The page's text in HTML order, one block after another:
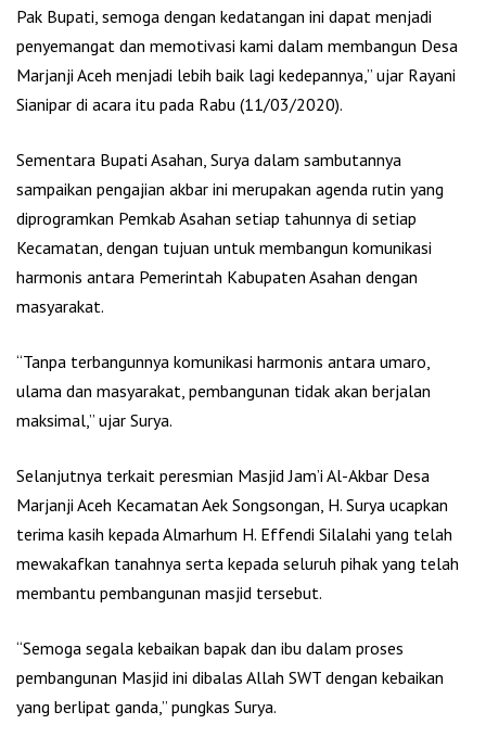
Pak Bupati, semoga dengan kedatangan ini dapat menjadi
penyemangat dan memotivasi kami dalam membangun Desa
Marjanji Aceh menjadi lebih baik lagi kedepannya,” ujar Rayani
Sianipar di acara itu pada Rabu (11/03/2020).
Sementara Bupati Asahan, Surya dalam sambutannya
sampaikan pengajian akbar ini merupakan agenda rutin yang
diprogramkan Pemkab Asahan setiap tahunnya di setiap
Kecamatan, dengan tujuan untuk membangun komunikasi
harmonis antara Pemerintah Kabupaten Asahan dengan
masyarakat.
“Tanpa terbangunnya komunikasi harmonis antara umaro,
ulama dan masyarakat, pembangunan tidak akan berjalan
maksimal,” ujar Surya.
Selanjutnya terkait peresmian Masjid Jam’i Al-Akbar Desa
Marjanji Aceh Kecamatan Aek Songsongan, H. Surya ucapkan
terima kasih kepada Almarhum H. Effendi Silalahi yang telah
mewakafkan tanahnya serta kepada seluruh pihak yang telah
membantu pembangunan masjid tersebut.
“Semoga segala kebaikan bapak dan ibu dalam proses
pembangunan Masjid ini dibalas Allah SWT dengan kebaikan
yang berlipat ganda,” pungkas Surya.